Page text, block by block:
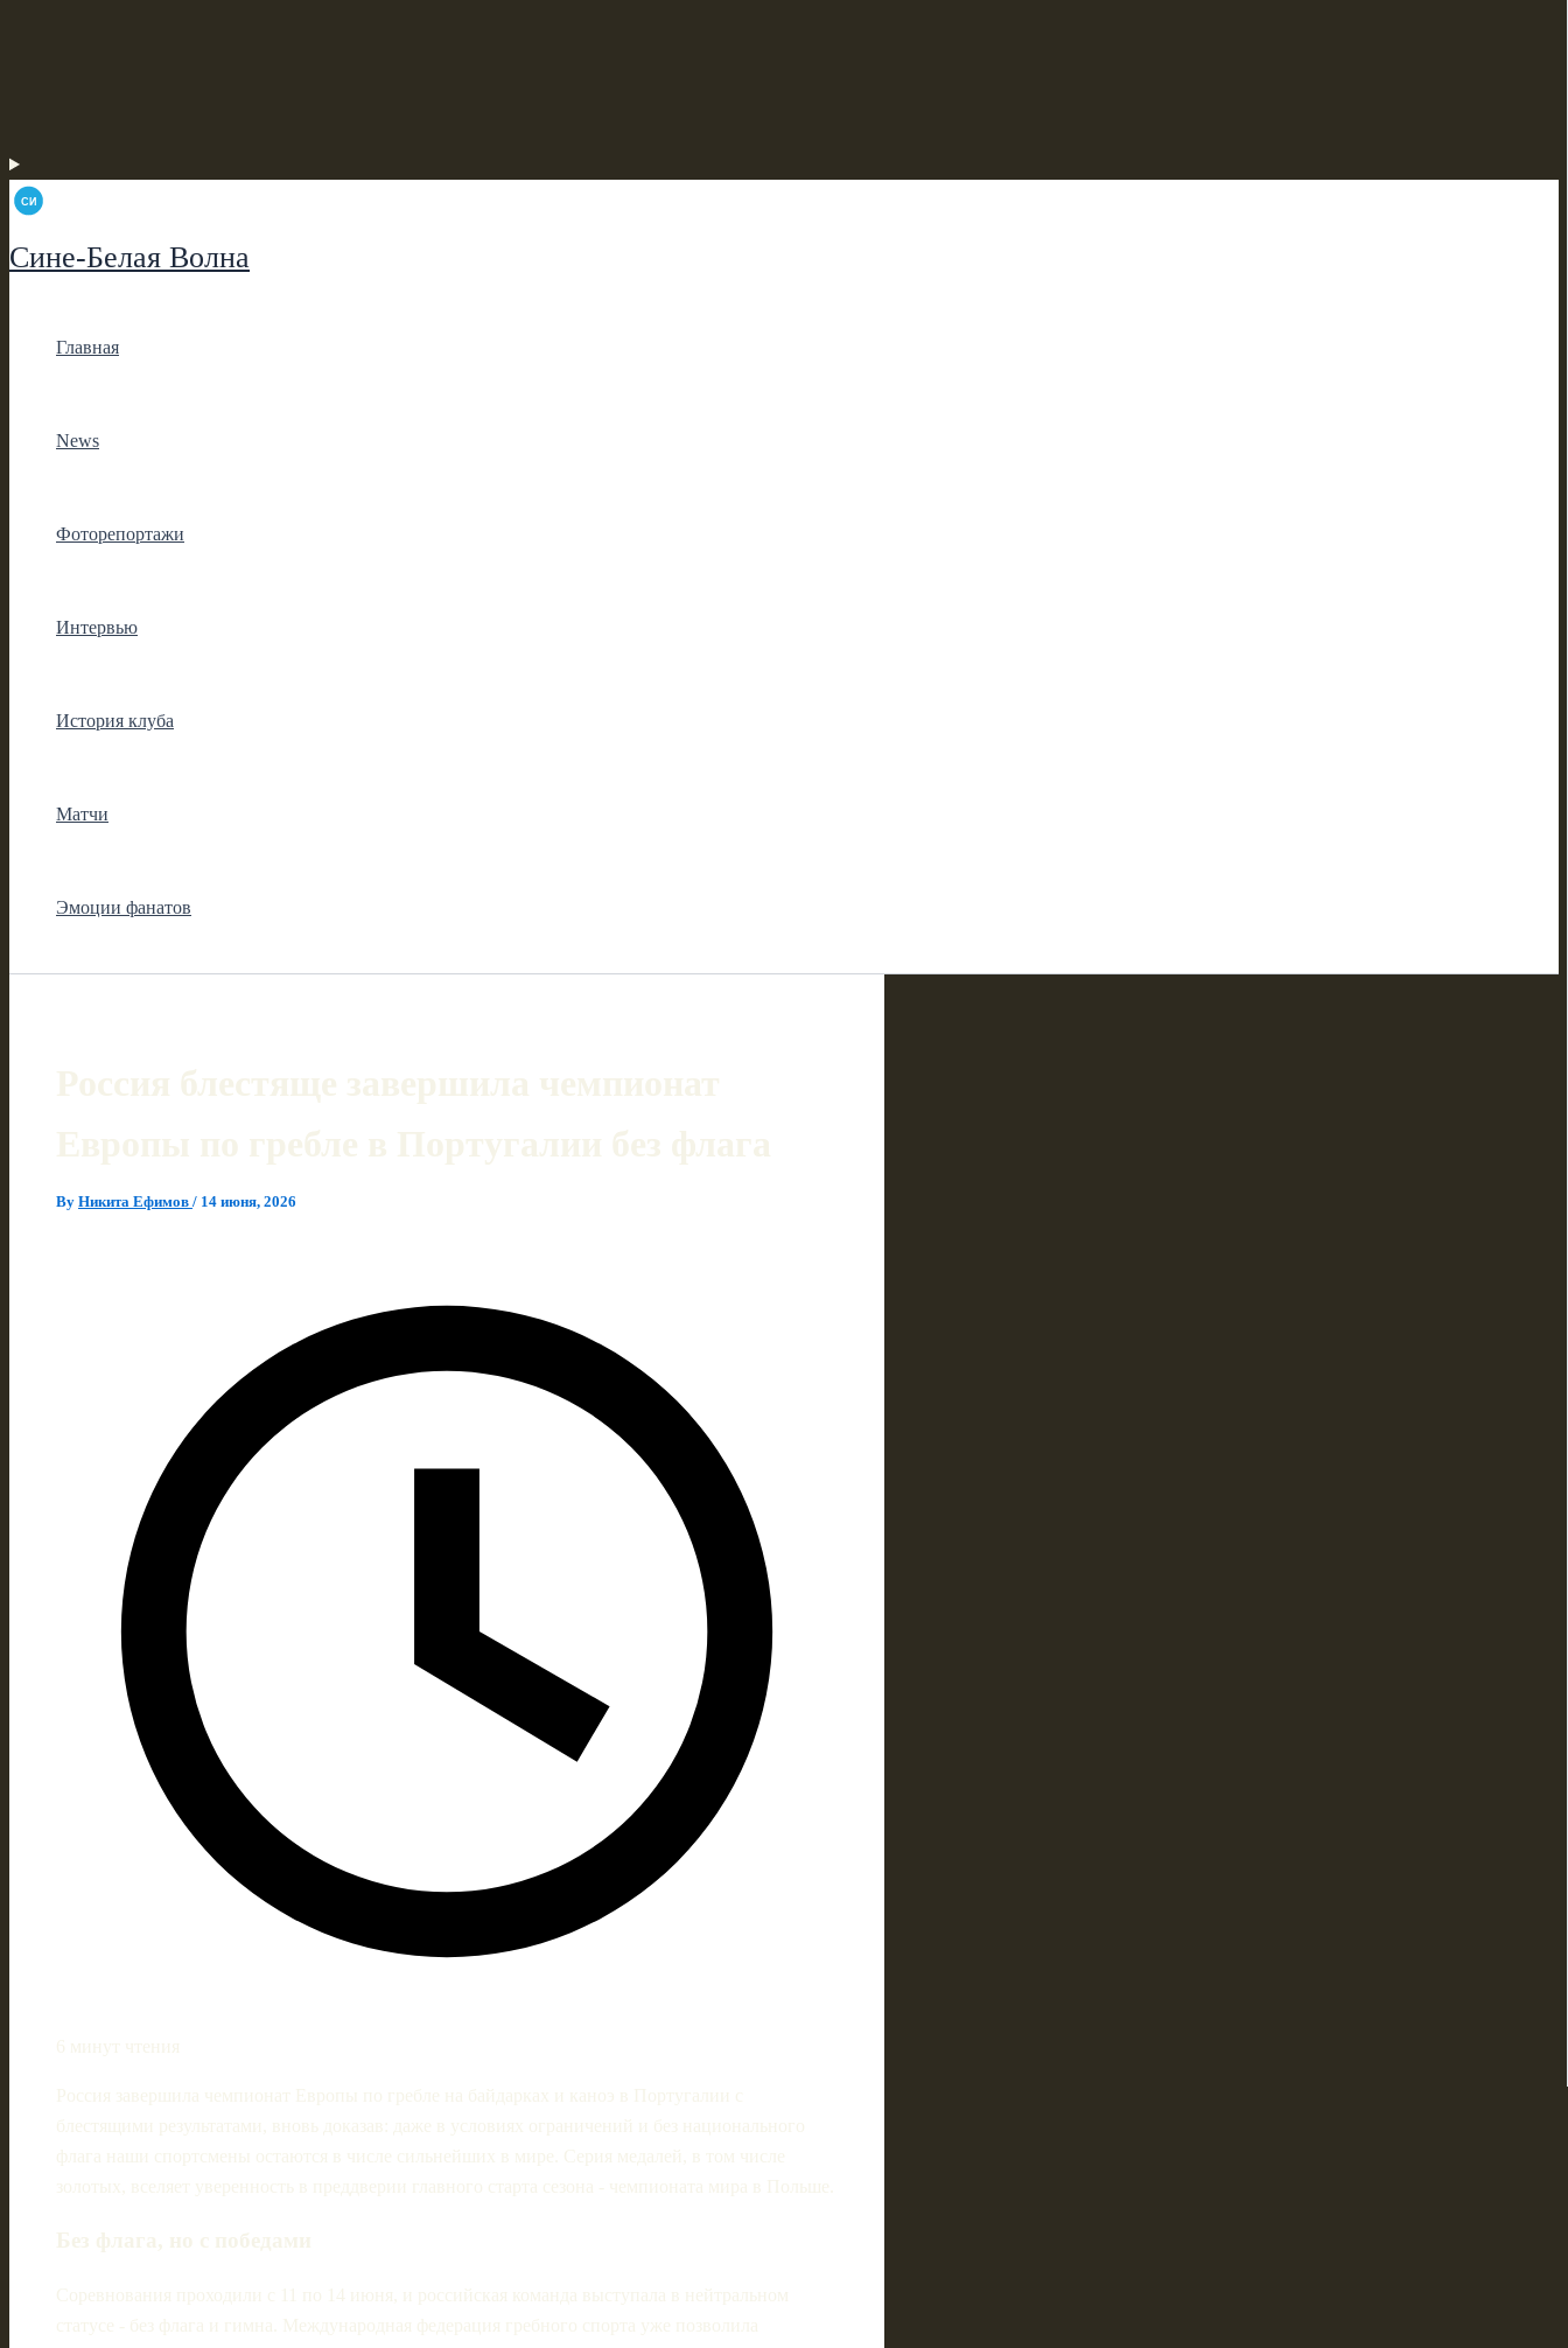
Сине-Белая Волна
Главная
News
Фоторепортажи
Интервью
История клуба
Матчи
Эмоции фанатов
Россия блестяще завершила чемпионат
Европы по гребле в Португалии без флага
By Никита Ефимов / 14 июня, 2026
6 минут чтения
Россия завершила чемпионат Европы по гребле на байдарках и каноэ в Португалии с
блестящими результатами, вновь доказав: даже в условиях ограничений и без национального
флага наши спортсмены остаются в числе сильнейших в мире. Серия медалей, в том числе
золотых, вселяет уверенность в преддверии главного старта сезона - чемпионата мира в Польше.
Без флага, но с победами
Соревнования проходили с 11 по 14 июня, и российская команда выступала в нейтральном
статусе - без флага и гимна. Международная федерация гребного спорта уже позволила